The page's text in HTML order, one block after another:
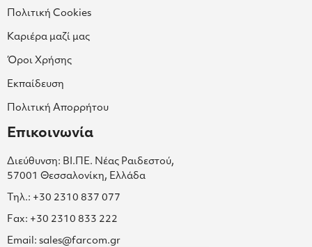
Πολιτική Cookies
Καριέρα μαζί μας
Όροι Χρήσης
Εκπαίδευση
Πολιτική Απορρήτου
Επικοινωνία
Διεύθυνση: ΒΙ.ΠΕ. Νέας Ραιδεστού,
57001 Θεσσαλονίκη, Ελλάδα
Τηλ.: +30 2310 837 077
Fax: +30 2310 833 222
Email: sales@farcom.gr